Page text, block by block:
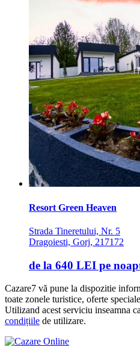
Resort Green Heaven
Strada Tineretului, Nr. 5
Dragoiesti, Gorj, 217172
de la 640 LEI pe
Cazare7 vă pune la dispozitie
toate zonele turistice, oferte
Utilizand acest serviciu inseamna
condițiile de utilizare.